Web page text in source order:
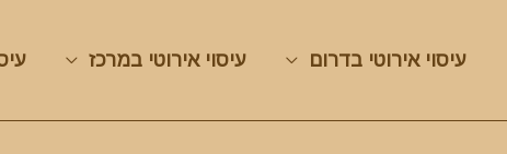
עיסוי אירוטי בדרום עיסוי אירוטי במרכז